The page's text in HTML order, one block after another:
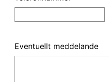
Eventuellt meddelande